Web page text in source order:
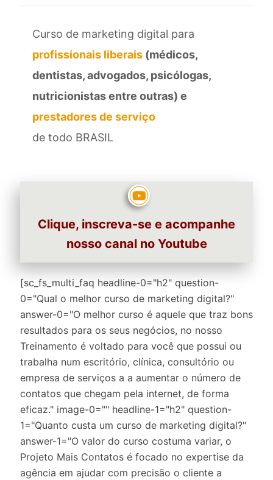
Curso de marketing digital para
profissionais liberais (médicos,
dentistas, advogados, psicólogas,
nutricionistas entre outras) e
prestadores de serviço
de todo BRASIL
Clique, inscreva-se e acompanhe
nosso canal no Youtube
[sc_fs_multi_faq headline-0="h2" question-
0="Qual o melhor curso de marketing digital?"
answer-0="O melhor curso é aquele que traz bons
resultados para os seus negócios, no nosso
Treinamento é voltado para você que possui ou
trabalha num escritório, clínica, consultório ou
empresa de serviços a a aumentar o número de
contatos que chegam pela internet, de forma
eficaz." image-0="" headline-1="h2" question-
1="Quanto custa um curso de marketing digital?"
answer-1="O valor do curso costuma variar, o
Projeto Mais Contatos é focado no expertise da
agência em ajudar com precisão o cliente a